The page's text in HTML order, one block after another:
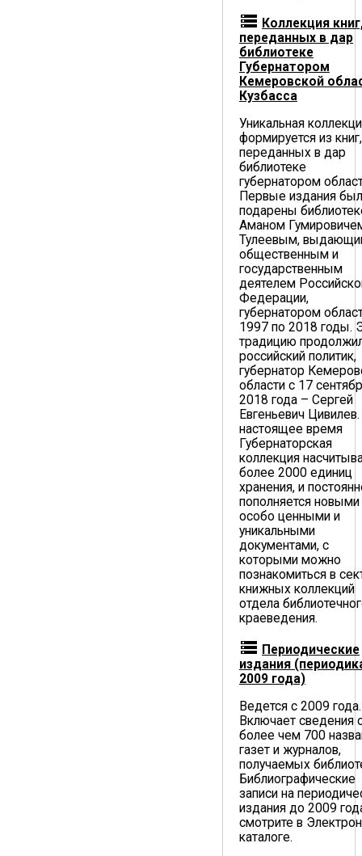
storage Коллекция
переданных в дар
библиотеке
Губернатором
Кемеровской
Кузбасса
Уникальная
формируется из книг,
переданных в дар
библиотеке
губернатором
Первые издания
подарены
Аманом
Тулеевым,
общественным и
государственным
деятелем
Федерации,
губернатором
1997 по 2018 годы.
традицию
российский политик,
губернатор
области с 17
2018 года – Сергей
Евгеньевич
настоящее время
Губернаторская
коллекция
более 2000 единиц
хранения, и
пополняется новыми
особо ценными и
уникальными
документами, с
которыми можно
познакомиться в
книжных коллекций
отдела
краеведения.
storage Периодические
издания
2009 года)
Ведется с 2009 года.
Включает сведения
более чем 700
газет и журналов,
получаемых
Библиографические
записи на
издания до 2009
смотрите в
каталоге.